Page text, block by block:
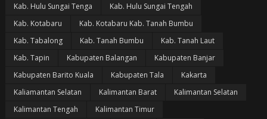
Kab. Hulu Sungai Tenga
Kab. Hulu Sungai Tengah
Kab. Kotabaru
Kab. Kotabaru Kab. Tanah Bumbu
Kab. Tabalong
Kab. Tanah Bumbu
Kab. Tanah Laut
Kab. Tapin
Kabupaten Balangan
Kabupaten Banjar
Kabupaten Barito Kuala
Kabupaten Tala
Kakarta
Kaliamantan Selatan
Kalimantan Barat
Kalimantan Selatan
Kalimantan Tengah
Kalimantan Timur